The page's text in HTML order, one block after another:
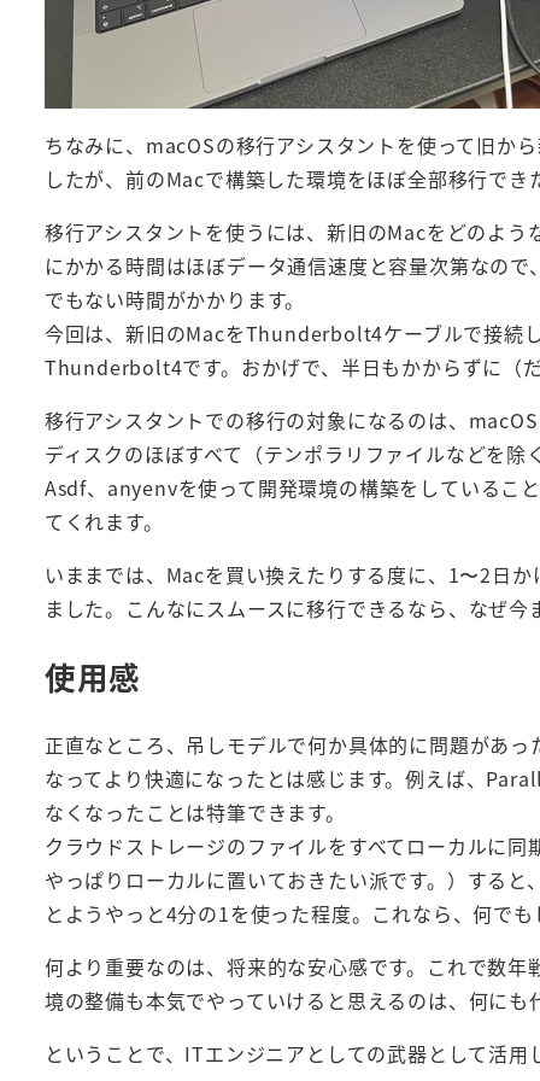
ちなみに、macOSの移行アシスタントを使って旧か
したが、前のMacで構築した環境をほぼ全部移行で
移行アシスタントを使うには、新旧のMacをどのよ
にかかる時間はほぼデータ通信速度と容量次第なの
でもない時間がかかります。
今回は、新旧のMacをThunderbolt4ケーブルで接続
Thunderbolt4です。おかげで、半日もかからずに（
移行アシスタントでの移行の対象になるのは、
ディスクのほぼすべて（テンポラリファイルなどを
Asdf、anyenvを使って開発環境の構築をしているこ
てくれます。
いままでは、Macを買い換えたりする度に、1〜2日
ました。こんなにスムースに移行できるなら、なぜ
使用感
正直なところ、吊しモデルで何か具体的に問題があ
なってより快適になったとは感じます。例えば、
なくなったことは特筆できます。
クラウドストレージのファイルをすべてローカルに
やっぱりローカルに置いておきたい派です。）する
とようやっと4分の1を使った程度。これなら、何で
何より重要なのは、将来的な安心感です。これで数
境の整備も本気でやっていけると思えるのは、何にも
ということで、ITエンジニアとしての武器として活用